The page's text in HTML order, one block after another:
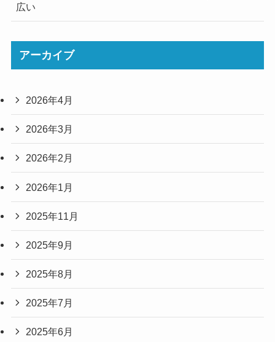
広い
アーカイブ
2026年4月
2026年3月
2026年2月
2026年1月
2025年11月
2025年9月
2025年8月
2025年7月
2025年6月